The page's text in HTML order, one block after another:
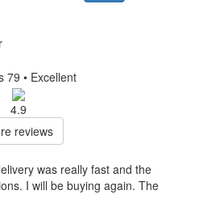
79 • Excellent
4.9
reviews
was really fast and the
I will be buying again. The